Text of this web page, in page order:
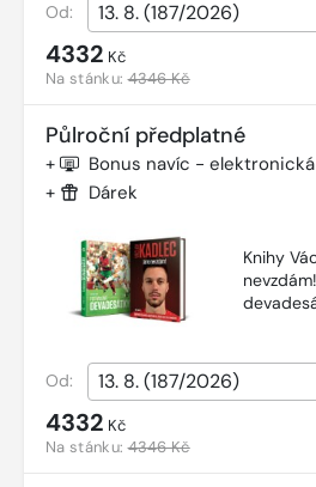
Od:
4332 Kč
Na stánku:4346 Kč
Půlroční předplatné
+ Bonus navíc -
+ Dárek
Knihy
Od:
4332 Kč
Na stánku:4346 Kč